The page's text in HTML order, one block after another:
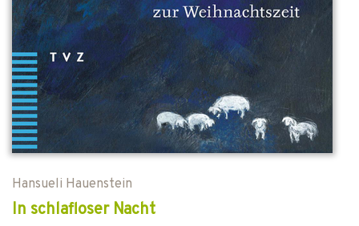
Hansueli Hauenstein
In schlafloser Nacht